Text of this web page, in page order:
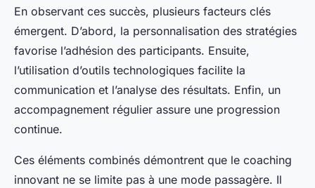
En observant ces succès, plusieurs facteurs clés
émergent. D’abord, la personnalisation des stratégies
favorise l’adhésion des participants. Ensuite,
l’utilisation d’outils technologiques facilite la
communication et l’analyse des résultats. Enfin, un
accompagnement régulier assure une progression
continue.
Ces éléments combinés démontrent que le coaching
innovant ne se limite pas à une mode passagère. Il